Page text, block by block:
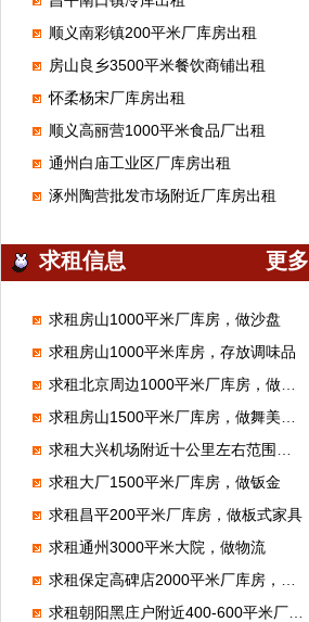
顺义南彩镇200平米厂库房出租
房山良乡3500平米餐饮商铺出租
怀柔杨宋厂库房出租
顺义高丽营1000平米食品厂出租
通州白庙工业区厂库房出租
涿州陶营批发市场附近厂库房出租
求租信息 更多
求租房山1000平米厂库房，做沙盘
求租房山1000平米库房，存放调味品
求租北京周边1000平米厂库房，做腻子粉
求租房山1500平米厂库房，做舞美展览
求租大兴机场附近十公里左右范围库房厂房1000平米左右能进大车的
求租大厂1500平米厂库房，做钣金
求租昌平200平米厂库房，做板式家具
求租通州3000平米大院，做物流
求租保定高碑店2000平米厂库房，加工无纺布
求租朝阳黑庄户附近400-600平米厂库房，做市区配送